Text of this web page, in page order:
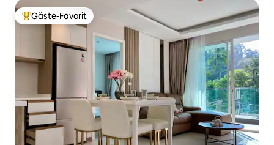
Beliebter Gäste-Favorit.
Gäste-Favorit